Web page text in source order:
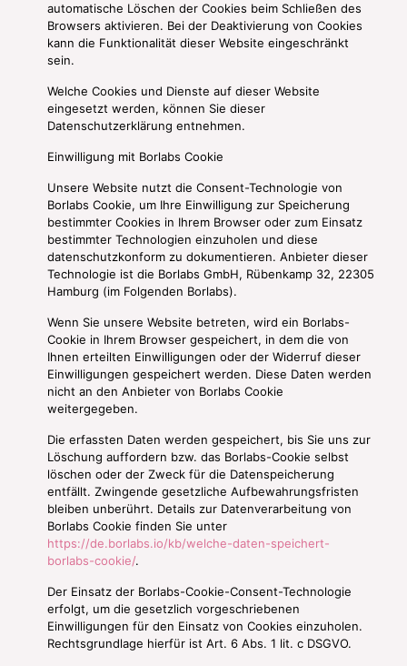
automatische Löschen der Cookies beim Schließen des
Browsers aktivieren. Bei der Deaktivierung von Cookies
kann die Funktionalität dieser Website eingeschränkt
sein.
Welche Cookies und Dienste auf dieser Website
eingesetzt werden, können Sie dieser
Datenschutzerklärung entnehmen.
Einwilligung mit Borlabs Cookie
Unsere Website nutzt die Consent-Technologie von
Borlabs Cookie, um Ihre Einwilligung zur Speicherung
bestimmter Cookies in Ihrem Browser oder zum Einsatz
bestimmter Technologien einzuholen und diese
datenschutzkonform zu dokumentieren. Anbieter dieser
Technologie ist die Borlabs GmbH, Rübenkamp 32, 22305
Hamburg (im Folgenden Borlabs).
Wenn Sie unsere Website betreten, wird ein Borlabs-
Cookie in Ihrem Browser gespeichert, in dem die von
Ihnen erteilten Einwilligungen oder der Widerruf dieser
Einwilligungen gespeichert werden. Diese Daten werden
nicht an den Anbieter von Borlabs Cookie
weitergegeben.
Die erfassten Daten werden gespeichert, bis Sie uns zur
Löschung auffordern bzw. das Borlabs-Cookie selbst
löschen oder der Zweck für die Datenspeicherung
entfällt. Zwingende gesetzliche Aufbewahrungsfristen
bleiben unberührt. Details zur Datenverarbeitung von
Borlabs Cookie finden Sie unter
https://de.borlabs.io/kb/welche-daten-speichert-
borlabs-cookie/.
Der Einsatz der Borlabs-Cookie-Consent-Technologie
erfolgt, um die gesetzlich vorgeschriebenen
Einwilligungen für den Einsatz von Cookies einzuholen.
Rechtsgrundlage hierfür ist Art. 6 Abs. 1 lit. c DSGVO.